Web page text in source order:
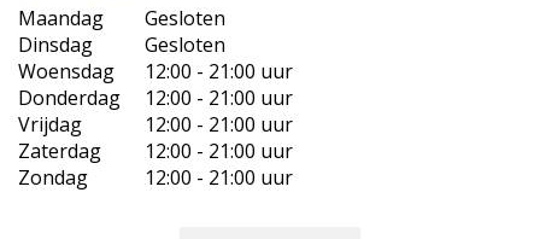
Maandag
Gesloten
Dinsdag
Gesloten
Woensdag
12:00 - 21:00 uur
Donderdag
12:00 - 21:00 uur
Vrijdag
12:00 - 21:00 uur
Zaterdag
12:00 - 21:00 uur
Zondag
12:00 - 21:00 uur